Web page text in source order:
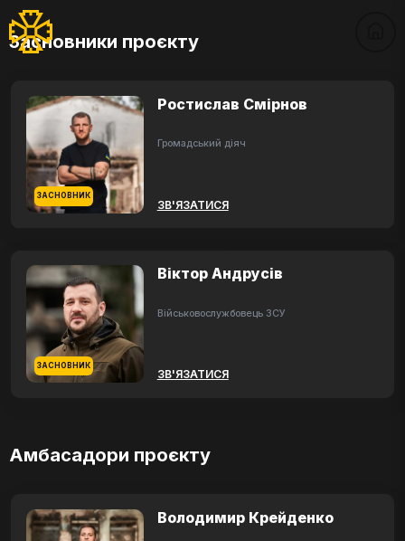
Засновники проєкту
ЗАСНОВНИК
Ростислав Смірнов
Громадський діяч
ЗВ'ЯЗАТИСЯ
ЗАСНОВНИК
Віктор Андрусів
Військовослужбовець ЗСУ
ЗВ'ЯЗАТИСЯ
Амбасадори проєкту
Володимир Крейденко